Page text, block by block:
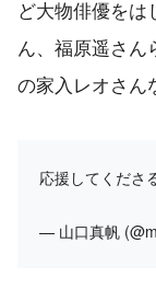
ど大物俳優をは
ん、福原遥さん
の家入レオさん
応援してくださ
— 山口真帆